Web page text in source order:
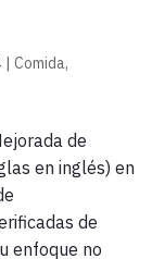
| Comida,
de
en inglés) en
de
enfoque no